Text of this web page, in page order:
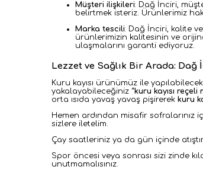
Müşteri ilişkileri: Dağ İnciri,
belirtmek isteriz. Ürünlerimiz
Marka tescili: Dağ İnciri, kalite
ürünlerimizin kalitesinin ve
ulaşmalarını garanti ediyoruz.
Lezzet ve Sağlık Bir Arada: Dağ
Kuru kayısı ürünümüz ile
yakalayabileceğiniz “kuru kayısı reçeli
orta ısıda yavaş yavaş pişirerek kuru
Hemen ardından misafir
sizlere iletelim.
Çay saatleriniz ya da gün içinde
Spor öncesi veya sonrası sizi zinde
unutmamalısınız.